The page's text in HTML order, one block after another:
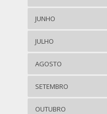
JUNHO
JULHO
AGOSTO
SETEMBRO
OUTUBRO